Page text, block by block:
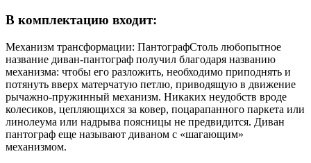
В комплектацию входит:
Механизм трансформации: ПантографСтоль любопытное
название диван-пантограф получил благодаря названию
механизма: чтобы его разложить, необходимо приподнять и
потянуть вверх матерчатую петлю, приводящую в движение
рычажно-пружинный механизм. Никаких неудобств вроде
колесиков, цепляющихся за ковер, поцарапанного паркета или
линолеума или надрыва поясницы не предвидится. Диван
пантограф еще называют диваном с «шагающим»
механизмом.